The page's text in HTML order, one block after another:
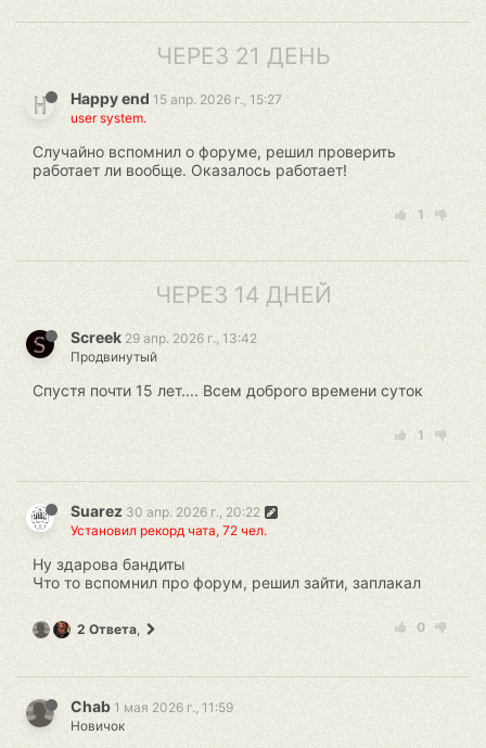
ЧЕРЕЗ 21 ДЕНЬ
Happy end 15 апр. 2026 г., 15:27
user system.
Случайно вспомнил о форуме, решил проверить
работает ли вообще. Оказалось работает!
1
ЧЕРЕЗ 14 ДНЕЙ
Screek 29 апр. 2026 г., 13:42
Продвинутый
Спустя почти 15 лет.... Всем доброго времени суток
1
Suarez 30 апр. 2026 г., 20:22
Установил рекорд чата, 72 чел.
Ну здарова бандиты
Что то вспомнил про форум, решил зайти, заплакал
0
2 Ответа,
Chab 1 мая 2026 г., 11:59
Новичок